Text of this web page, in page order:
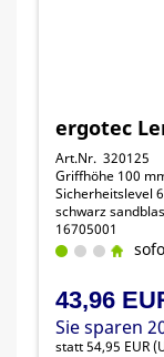
ergotec
Art.Nr. 320125
Griffhöhe 100
Sicherheitslevel 6
schwarz
16705001
43,96
Sie sparen
statt54,95 EUR(